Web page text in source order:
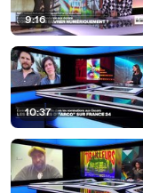
9:16
10:37